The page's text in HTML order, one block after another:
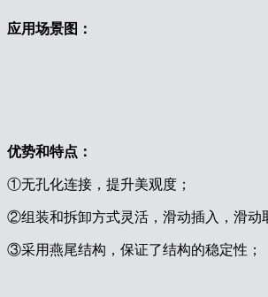
应用场景图：
优势和特点：
①无孔化连接，提升美观度；
②组装和拆卸方式灵活，滑动插入，滑动
③采用燕尾结构，保证了结构的稳定性；